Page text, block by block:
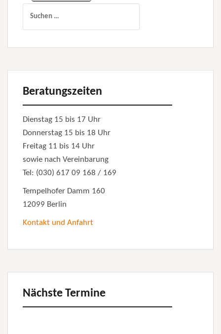
Beratungszeiten
Dienstag 15 bis 17 Uhr
Donnerstag 15 bis 18 Uhr
Freitag 11 bis 14 Uhr
sowie nach Vereinbarung
Tel: (030) 617 09 168 / 169
Tempelhofer Damm 160
12099 Berlin
Kontakt und Anfahrt
Nächste Termine